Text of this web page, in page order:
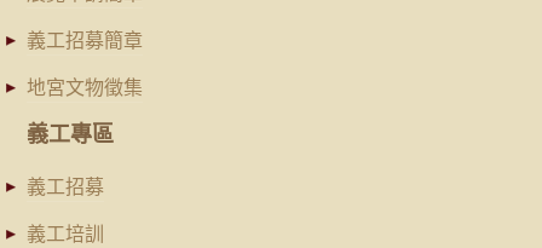
義工招募簡章
地宮文物徵集
義工專區
義工招募
義工培訓